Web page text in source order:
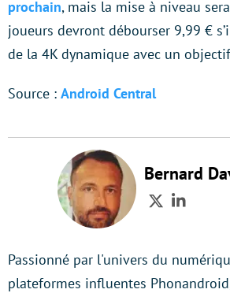
prochain, mais la mise à niveau
joueurs devront débourser 9,99 €
de la 4K dynamique avec un
Source : Android Central
Bernard
TwitterLinkedIn
Passionné par l'univers du
plateformes influentes